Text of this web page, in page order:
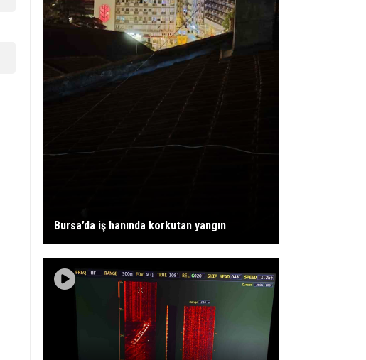
Bursa’da iş hanında korkutan yangın